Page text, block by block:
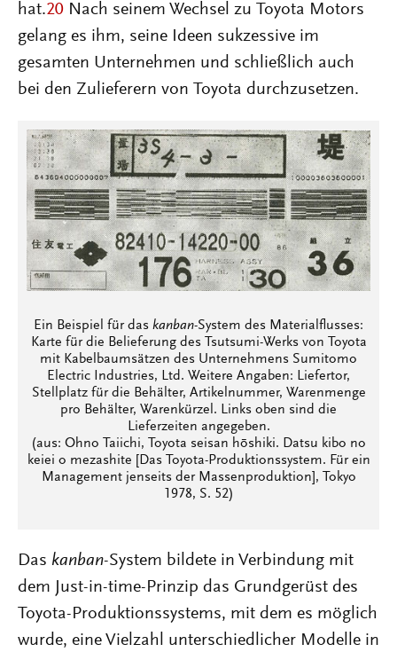
hat.20 Nach seinem Wechsel zu Toyota Motors
gelang es ihm, seine Ideen sukzessive im
gesamten Unternehmen und schließlich auch
bei den Zulieferern von Toyota durchzusetzen.
Ein Beispiel für das kanban-System des Materialflusses:
Karte für die Belieferung des Tsutsumi-Werks von Toyota
mit Kabelbaumsätzen des Unternehmens Sumitomo
Electric Industries, Ltd. Weitere Angaben: Liefertor,
Stellplatz für die Behälter, Artikelnummer, Warenmenge
pro Behälter, Warenkürzel. Links oben sind die
Lieferzeiten angegeben.
(aus: Ohno Taiichi, Toyota seisan hōshiki. Datsu kibo no
keiei o mezashite [Das Toyota-Produktionssystem. Für ein
Management jenseits der Massenproduktion], Tokyo
1978, S. 52)
Das kanban-System bildete in Verbindung mit
dem Just-in-time-Prinzip das Grundgerüst des
Toyota-Produktionssystems, mit dem es möglich
wurde, eine Vielzahl unterschiedlicher Modelle in